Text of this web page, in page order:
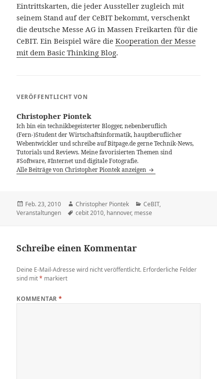
Eintrittskarten, die jeder Aussteller zugleich mit
seinem Stand auf der CeBIT bekommt, verschenkt
die deutsche Messe AG in Massen Freikarten für die
CeBIT. Ein Beispiel wäre dieKooperation der Messe
mit dem Basic Thinking Blog.
VERÖFFENTLICHT VON
Christopher Piontek
Ich bin ein technikbegeisterter Blogger, nebenberuflich
(Fern-)Student der Wirtschaftsinformatik, hauptberuflicher
Webentwickler und schreibe auf Bitpage.de gerne Technik-News,
Tutorials und Reviews. Meine favorisierten Themen sind
#Software, #Internet und digitale Fotografie.
Alle Beiträge von Christopher Piontek anzeigen
Veröffentlicht
am
Feb. 23, 2010 Autor
Christopher Piontek Kategorien
CeBIT,
Veranstaltungen
Schlagwörter
cebit 2010, hannover, messe
Schreibe einen Kommentar
Deine E-Mail-Adresse wird nicht veröffentlicht. Erforderliche Felder
sind mit* markiert
KOMMENTAR*